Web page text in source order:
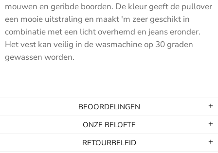
mouwen en geribde boorden. De kleur geeft de pullover
een mooie uitstraling en maakt 'm zeer geschikt in
combinatie met een licht overhemd en jeans eronder.
Het vest kan veilig in de wasmachine op 30 graden
gewassen worden.
BEOORDELINGEN
ONZE BELOFTE
RETOURBELEID